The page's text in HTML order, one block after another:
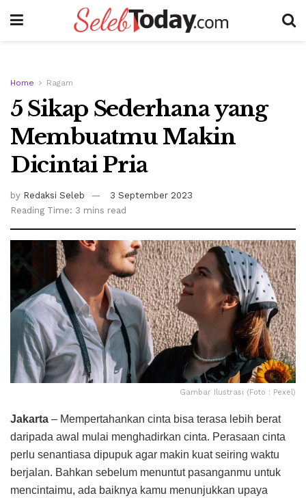
Home Ragam
5 Sikap Sederhana yang
Membuatmu Makin
Dicintai Pria
by Redaksi Seleb
3 September 2023
Reading Time: 3 mins read
Gambar Ilustrasi (Foto : Pexel)
Jakarta – Mempertahankan cinta bisa terasa lebih berat
daripada awal mulai menghadirkan cinta. Perasaan cinta
perlu senantiasa dipupuk agar makin kuat seiring waktu
berjalan. Bahkan sebelum menuntut pasanganmu untuk
mencintaimu, ada baiknya kamu menunjukkan upaya